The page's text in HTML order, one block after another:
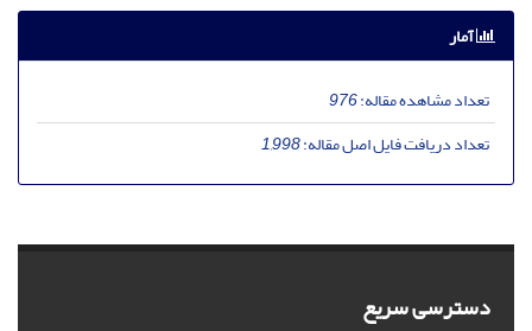
آمار
تعداد مشاهده مقاله:976
تعداد دریافت فایل اصل مقاله:1,998
دسترسی سریع